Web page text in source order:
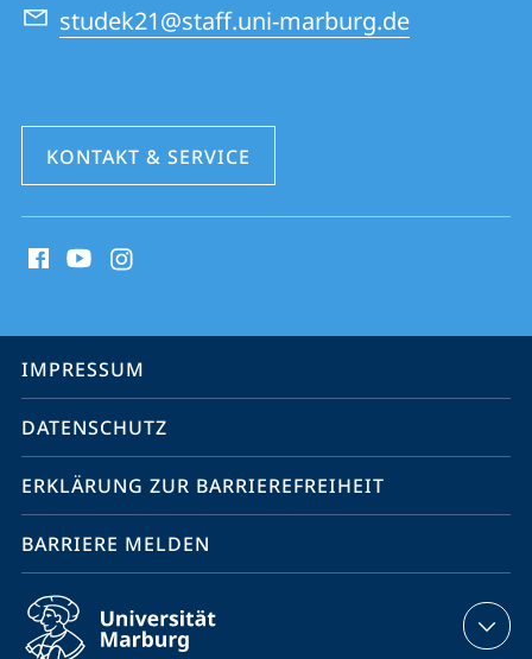
studek21@staff.uni-marburg.de
KONTAKT & SERVICE
Media
Service-
Navigation
IMPRESSUM
DATENSCHUTZ
ERKLÄRUNG ZUR BARRIEREFREIHEIT
BARRIERE MELDEN